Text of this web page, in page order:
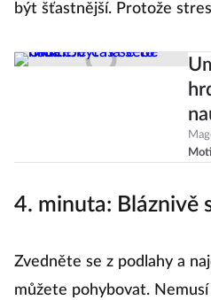
být šťastnější. Protože
4. minuta: Bláznivě
Zvedněte se z podlahy a
můžete pohybovat.